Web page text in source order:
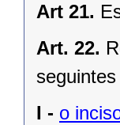
Art 21.
Art. 22.
I - o